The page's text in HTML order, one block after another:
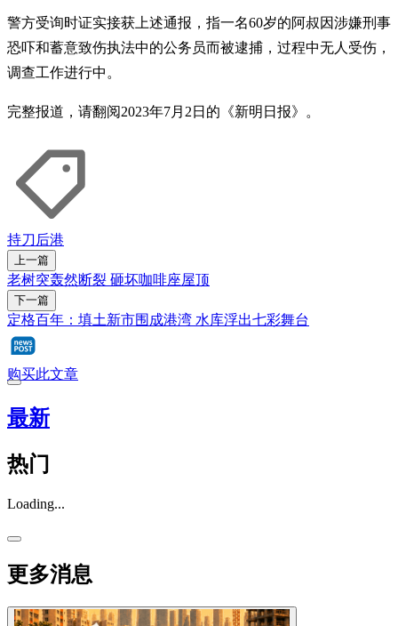
警方受询时证实接获上述通报，指一名60岁的阿叔因涉嫌刑事
恐吓和蓄意致伤执法中的公务员而被逮捕，过程中无人受伤，
调查工作进行中。
完整报道，请翻阅2023年7月2日的《新明日报》。
持刀 后港
上一篇
老树突轰然断裂 砸坏咖啡座屋顶
下一篇
定格百年：填土新市围成港湾 水库浮出七彩舞台
购买此文章
最新
热门
Loading...
更多消息